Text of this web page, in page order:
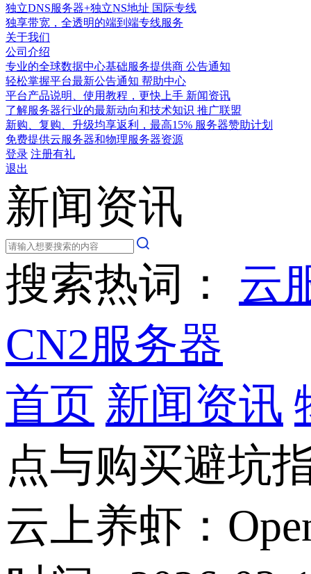
独立DNS服务器+独立NS地址 国际专线
独享带宽，全透明的端到端专线服务
关于我们
公司介绍
专业的全球数据中心基础服务提供商 公告通知
轻松掌握平台最新公告通知 帮助中心
平台产品说明、使用教程，更快上手 新闻资讯
了解服务器行业的最新动向和技术知识 推广联盟
新购、复购、升级均享返利，最高15% 服务器赞助计划
免费提供云服务器和物理服务器资源
登录 注册有礼
退出
新闻资讯
搜索热词： 云
CN2服务器
首页 新闻资讯
点与购买避坑
云上养虾：